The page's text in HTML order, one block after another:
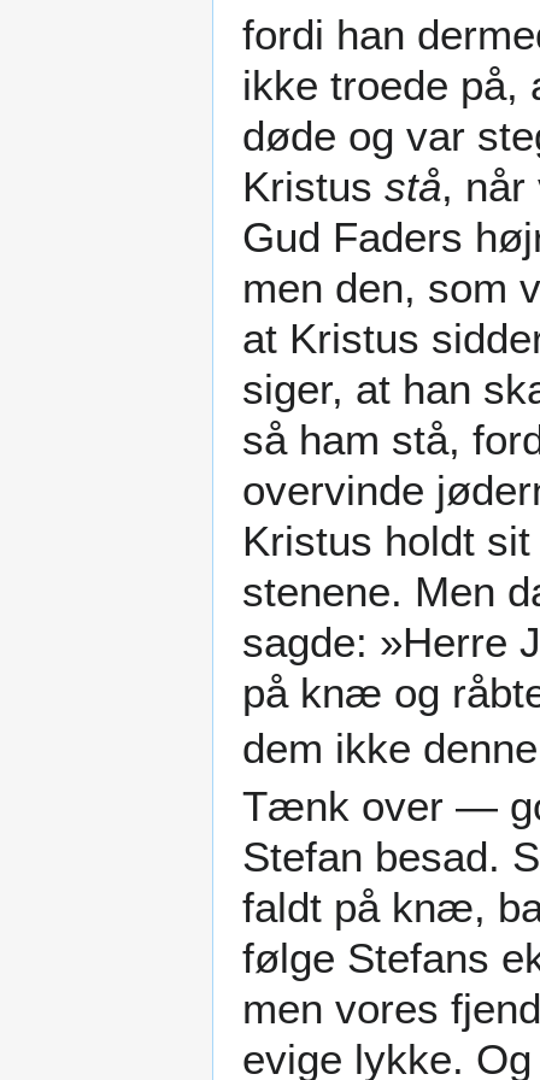
fordi han
ikke troede på,
døde og var
Kristus stå,
Gud Faders
men den, som
at Kristus
siger, at han
så ham stå,
overvinde
Kristus holdt
stenene. Men
sagde: »Herre
på knæ og
dem ikke
Tænk over —
Stefan besad.
faldt på knæ,
følge Stefans
men vores
evige lykke.